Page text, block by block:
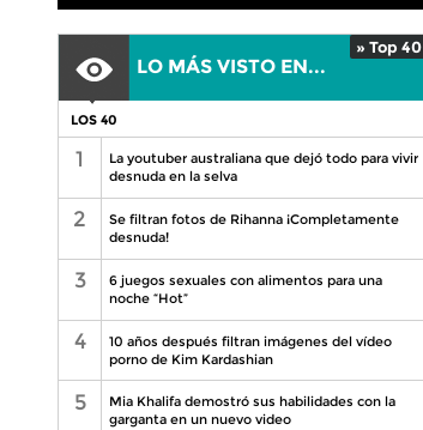
LO MÁS VISTO EN...
» Top 40
LOS 40
1
La youtuber australiana que dejó todo para vivir
desnuda en la selva
2
Se filtran fotos de Rihanna ¡Completamente
desnuda!
3
6 juegos sexuales con alimentos para una
noche “Hot”
4
10 años después filtran imágenes del vídeo
porno de Kim Kardashian
5
Mia Khalifa demostró sus habilidades con la
garganta en un nuevo video